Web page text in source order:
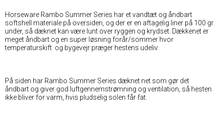
Horseware Rambo Summer Series har et vandtæt og åndbart
softshell materiale på oversiden, og der er en aftagelig liner på 100 gr
under, så dæknet kan være lunt over ryggen og krydset. Dækkenet er
meget åndbart og en super løsning forår/sommer hvor
temperaturskift og bygevejr præger hestens udeliv.
På siden har Rambo Summer Series dæknet net som gør det
åndbart og giver god luftgennemstrømning og ventilation, så hesten
ikke bliver for varm, hvis pludselig solen får fat.